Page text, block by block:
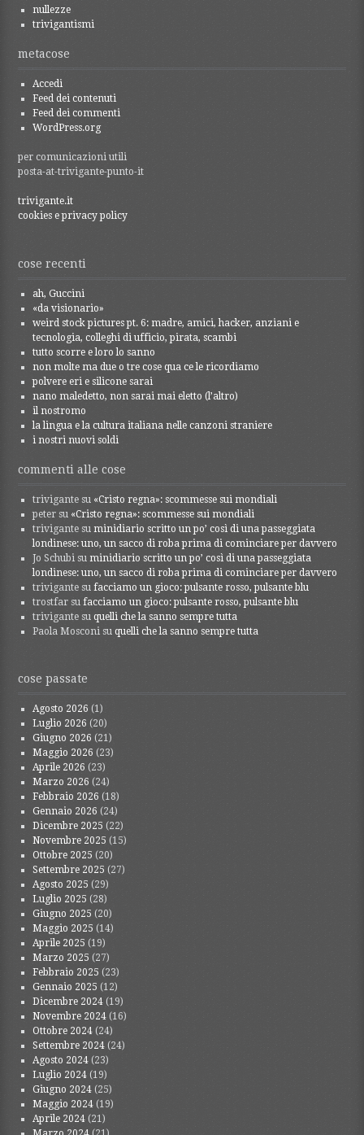
nullezze
trivigantismi
metacose
Accedi
Feed dei contenuti
Feed dei commenti
WordPress.org
per comunicazioni utili
posta-at-trivigante-punto-it
trivigante.it
cookies e privacy policy
cose recenti
ah, Guccini
«da visionario»
weird stock pictures pt. 6: madre, amici, hacker, anziani e
tecnologia, colleghi di ufficio, pirata, scambi
tutto scorre e loro lo sanno
non molte ma due o tre cose qua ce le ricordiamo
polvere eri e silicone sarai
nano maledetto, non sarai mai eletto (l’altro)
il nostromo
la lingua e la cultura italiana nelle canzoni straniere
i nostri nuovi soldi
commenti alle cose
trivigante su «Cristo regna»: scommesse sui mondiali
peter su «Cristo regna»: scommesse sui mondiali
trivigante su minidiario scritto un po’ così di una passeggiata
londinese: uno, un sacco di roba prima di cominciare per davvero
Jo Schubi su minidiario scritto un po’ così di una passeggiata
londinese: uno, un sacco di roba prima di cominciare per davvero
trivigante sufacciamo un gioco: pulsante rosso, pulsante blu
trostfar sufacciamo un gioco: pulsante rosso, pulsante blu
trivigante suquelli che la sanno sempre tutta
Paola Mosconi suquelli che la sanno sempre tutta
cose passate
Agosto 2026 (1)
Luglio 2026 (20)
Giugno 2026 (21)
Maggio 2026 (23)
Aprile 2026 (23)
Marzo 2026 (24)
Febbraio 2026 (18)
Gennaio 2026 (24)
Dicembre 2025 (22)
Novembre 2025 (15)
Ottobre 2025 (20)
Settembre 2025 (27)
Agosto 2025 (29)
Luglio 2025 (28)
Giugno 2025 (20)
Maggio 2025 (14)
Aprile 2025 (19)
Marzo 2025 (27)
Febbraio 2025 (23)
Gennaio 2025 (12)
Dicembre 2024 (19)
Novembre 2024 (16)
Ottobre 2024 (24)
Settembre 2024 (24)
Agosto 2024 (23)
Luglio 2024 (19)
Giugno 2024 (25)
Maggio 2024 (19)
Aprile 2024 (21)